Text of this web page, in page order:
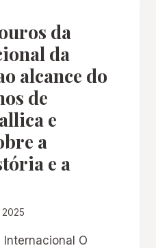
da
da
alcance do
de
e
a
e a
2025
O